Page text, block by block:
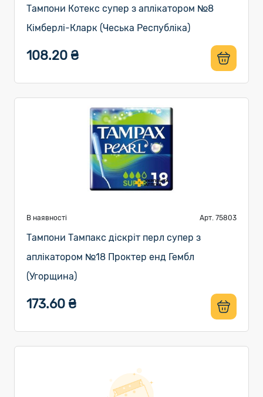
Тампони Котекс супер з аплікатором №8
Кімберлі-Кларк (Чеська Республіка)
108.20 ₴
В наявності Арт. 75803
Тампони Тампакс діскріт перл супер з
аплікатором №18 Проктер енд Гембл
(Угорщина)
173.60 ₴